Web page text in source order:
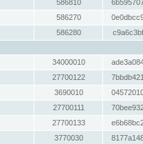
586810
586270
586280
34000010
27700122
3690010
27700111
27700133
3770030